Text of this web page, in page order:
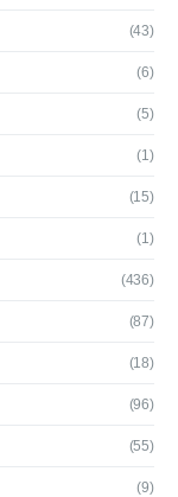
(43)
(6)
(5)
(1)
(15)
(1)
(436)
(87)
(18)
(96)
(55)
(9)